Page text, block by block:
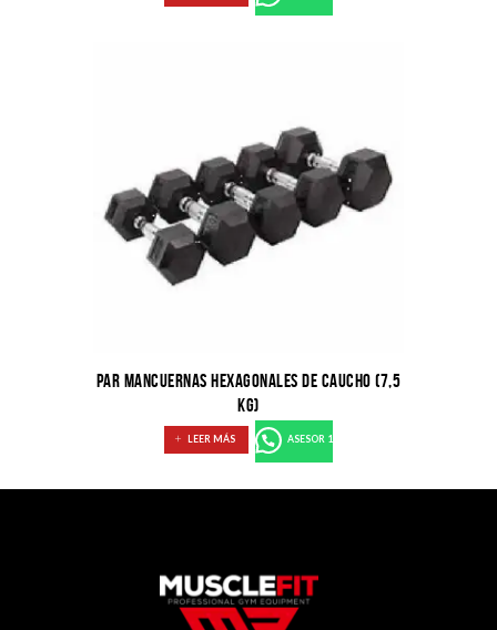
PAR MANCUERNAS HEXAGONALES DE CAUCHO (7,5
KG)
LEER MÁS ASESOR 1